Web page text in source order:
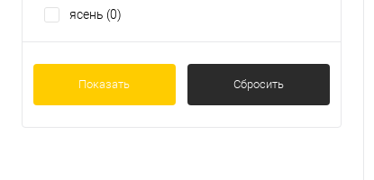
ясень (0)
Показать Сбросить